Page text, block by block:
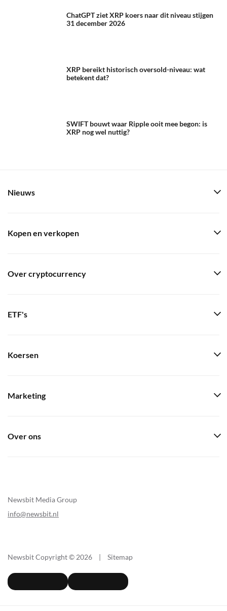
ChatGPT ziet XRP koers naar dit niveau stijgen
31 december 2026
XRP bereikt historisch oversold-niveau: wat
betekent dat?
SWIFT bouwt waar Ripple ooit mee begon: is
XRP nog wel nuttig?
Newsbit Media Group
info@newsbit.nl
Nieuws
Kopen en verkopen
Over cryptocurrency
ETF's
Koersen
Marketing
Over ons
Newsbit Copyright © 2026 | Sitemap